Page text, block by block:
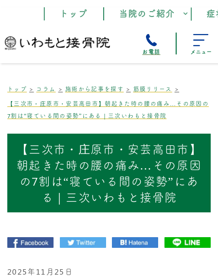
トップ 当院のご紹介
お電話 メニュー
トップ コラム 施術から記事を探す
筋膜リリース
【三次市・庄原市・安芸高田市】朝起きた時の腰の痛み…その原因の
7割は“寝ている間の姿勢”にある｜三次いわもと接骨院
【三次市・庄原市・安芸高田市】
朝起きた時の腰の痛み…その原因
の7割は“寝ている間の姿勢”にあ
る｜三次いわもと接骨院
2025年11月25日